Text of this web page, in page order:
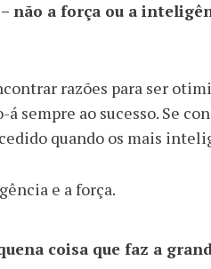
não a força ou a
razões para ser
sempre ao sucesso. Se
quando os mais
e a força.
coisa que faz a